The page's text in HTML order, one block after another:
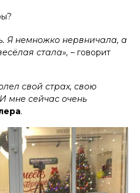
Я немножко нервничала, а
стала», – говорит
свой страх, свою
мне сейчас очень
.